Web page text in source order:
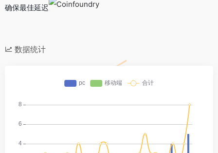
确保最佳延迟
数据统计